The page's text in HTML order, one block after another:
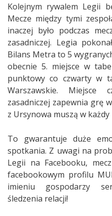
Kolejnym rywalem Legii
Mecze między tymi
inaczej było podczas
zasadniczej. Legia
Bilans Metra to 5
obecnie 5. miejsce w
punktowy co czwarty w
Warszawskie.
zasadniczej zapewnia grę
z Ursynowa muszą w
To gwarantuje duże
spotkania. Z uwagi na
Legii na Facebooku,
facebookowym profilu
imieniu gospodarzy
śledzenia relacji!